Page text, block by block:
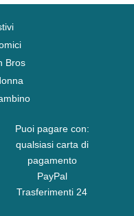
Bros
Puoi pagare con:
qualsiasi carta di
pagamento
PayPal
Trasferimenti 24